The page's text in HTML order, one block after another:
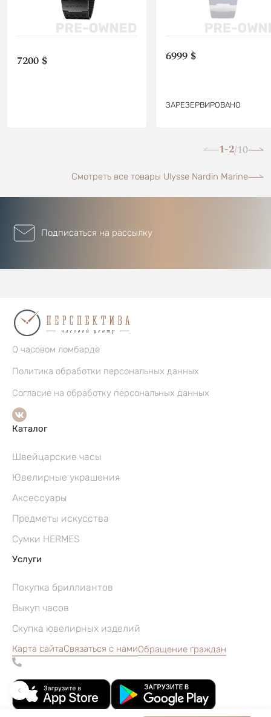
7200 $ 6999 $
ЗАРЕЗЕРВИРОВАНО
1-2/10
Смотреть все товары Ulysse Nardin Marine
Подписаться на рассылку
О часовом ломбарде
Политика обработки персональных данных
Согласие на обработку персональных данных
Каталог
Швейцарские часы
Ювелирные украшения
Аксессуары
Предметы искусства
Сумки HERMES
Услуги
Покупка бриллиантов
Выкуп часов
Скупка ювелирных изделий
Карта сайтаСвязаться с намиОбращение граждан